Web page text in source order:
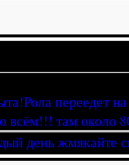
переедет
всём!!! там около
день жмякайте